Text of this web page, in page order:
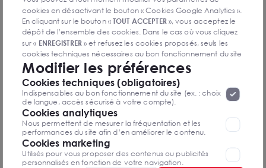
DPE & GES
Diagnostic de performance énergétique
Diagnostics DPE en cours de réalisation
Indice d'émission de gaz à effet de serre
cookies en désactivant le bouton « Cookies Google Analytics ».
En cliquant sur le bouton «TOUT ACCEPTER», vous acceptez le
dépôt de l’ensemble des cookies. Dans le cas où vous cliquez
sur « ENREGISTRER» et refusez les cookies proposés, seuls les
cookies techniques nécessaires au bon fonctionnement du site
seront déposés. Pour plus d’informations, vous pouvez consulter
«Protection des données à caractère
personnel ».Lorsque vous naviguez sur notre site internet, il
peut être amenée à déposer des cookies. Vous avez la
possibilité de désactiver les cookies, ces réglages ne seront
valables que sur le navigateur que vous utilisez actuellement
Modifier les préférences
Cookies techniques (obligatoires)
Indispensables au bon fonctionnement du site (ex. : choix
de langue, accès sécurisé à votre compte).
Cookies analytiques
Nous permettent de mesurer la fréquentation et les
performances du site afin d’en améliorer le contenu.
Cookies marketing
Utilisés pour vous proposer des contenus ou publicités
personnalisés en fonction de votre navigation.